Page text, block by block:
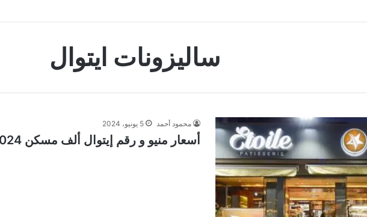
ساليزونات ايتوال
محمود أحمد 5 يونيو، 2024
أسعار منيو و رقم إيتوال ألف مسكن 2024